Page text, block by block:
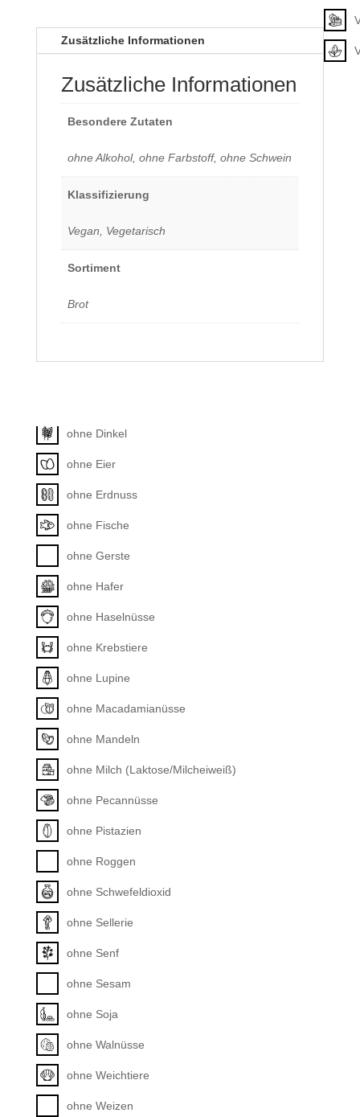
Zusätzliche Informationen
Zusätzliche Informationen
Besondere Zutaten
ohne Alkohol, ohne Farbstoff, ohne Schwein
Klassifizierung
Vegan, Vegetarisch
Sortiment
Brot
ohne Dinkel
ohne Eier
ohne Erdnuss
ohne Fische
ohne Gerste
ohne Hafer
ohne Haselnüsse
ohne Krebstiere
ohne Lupine
ohne Macadamianüsse
ohne Mandeln
ohne Milch (Laktose/Milcheiweiß)
ohne Pecannüsse
ohne Pistazien
ohne Roggen
ohne Schwefeldioxid
ohne Sellerie
ohne Senf
ohne Sesam
ohne Soja
ohne Walnüsse
ohne Weichtiere
ohne Weizen